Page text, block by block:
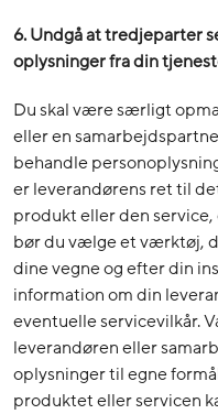
6. Undgå at tredjeparter
oplysninger fra din
Du skal være særligt
eller en
behandle
er leverandørens ret til
produkt eller den
bør du vælge et værktøj,
dine vegne og efter din
information om din
eventuelle servicevilkår.
leverandøren eller
oplysninger til egne
produktet eller servicen